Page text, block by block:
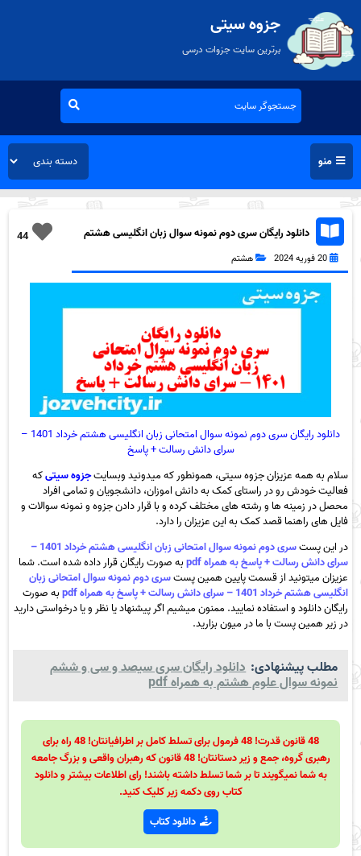
جزوه سیتی
برترین سایت جزوات درسی
منو
44
دانلود رایگان سری دوم نمونه سوال زبان انگلیسی هشتم
20 فوریه 2024 هشتم
دانلود رایگان سری دوم نمونه سوال امتحانی زبان انگلیسی هشتم خرداد 1401 –
سرای دانش رسالت + پاسخ
سلام به همه عزیزان جزوه سیتی، همونطور که میدونید وبسایتجزوه سیتیکه
فعالیت خودش رو در راستای کمک به دانش اموزان، دانشجویان و تمامی افراد
محصل در زمینه ها و رشته های مختلف کرده و با قرار دادن جزوه و نمونه سوالات و
فایل های راهنما قصد کمک به این عزیزان را دارد.
در این پست
سری دوم نمونه سوال امتحانی زبان انگلیسی هشتم خرداد 1401 –
سرای دانش رسالت + پاسخ به همراه pdf
به صورت رایگان قرار داده شده است. شما
عزیزان میتونید از قسمت پایین همین پستسری دوم نمونه سوال امتحانی زبان
انگلیسی هشتم خرداد 1401 – سرای دانش رسالت + پاسخ به همراه pdf
به صورت
رایگان دانلود و استفاده نمایید. ممنون میشیم اگر پیشنهاد یا نظر و یا درخواستی دارید
در زیر همین پست با ما در میون بزارید.
مطلب پیشنهادی: دانلود رایگان سری سیصد و سی و ششم
نمونه سوال علوم هشتم به همراه pdf
48 قانون قدرت! 48 فرمول برای تسلط کامل بر اطرافیانتان! 48 راه برای
رهبری گروه، جمع و زیر دستانتان! 48 قانون که رهبران واقعی و بزرگ جامعه
به شما نمیگویند تا بر شما تسلط داشته باشند! رای اطلاعات بیشتر و دانلود
کتاب روی دکمه زیر کلیک کنید.
دانلود کتاب